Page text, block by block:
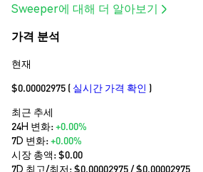
Sweeper에 대해 더 알아보기
가격 분석
현재
$0.00002975 ( 실시간 가격 확인 )
최근 추세
24H 변화:+0.00%
7D 변화:+0.00%
시장 총액:$0.00
7D 최고/최저: $0.00002975/ $0.00002975